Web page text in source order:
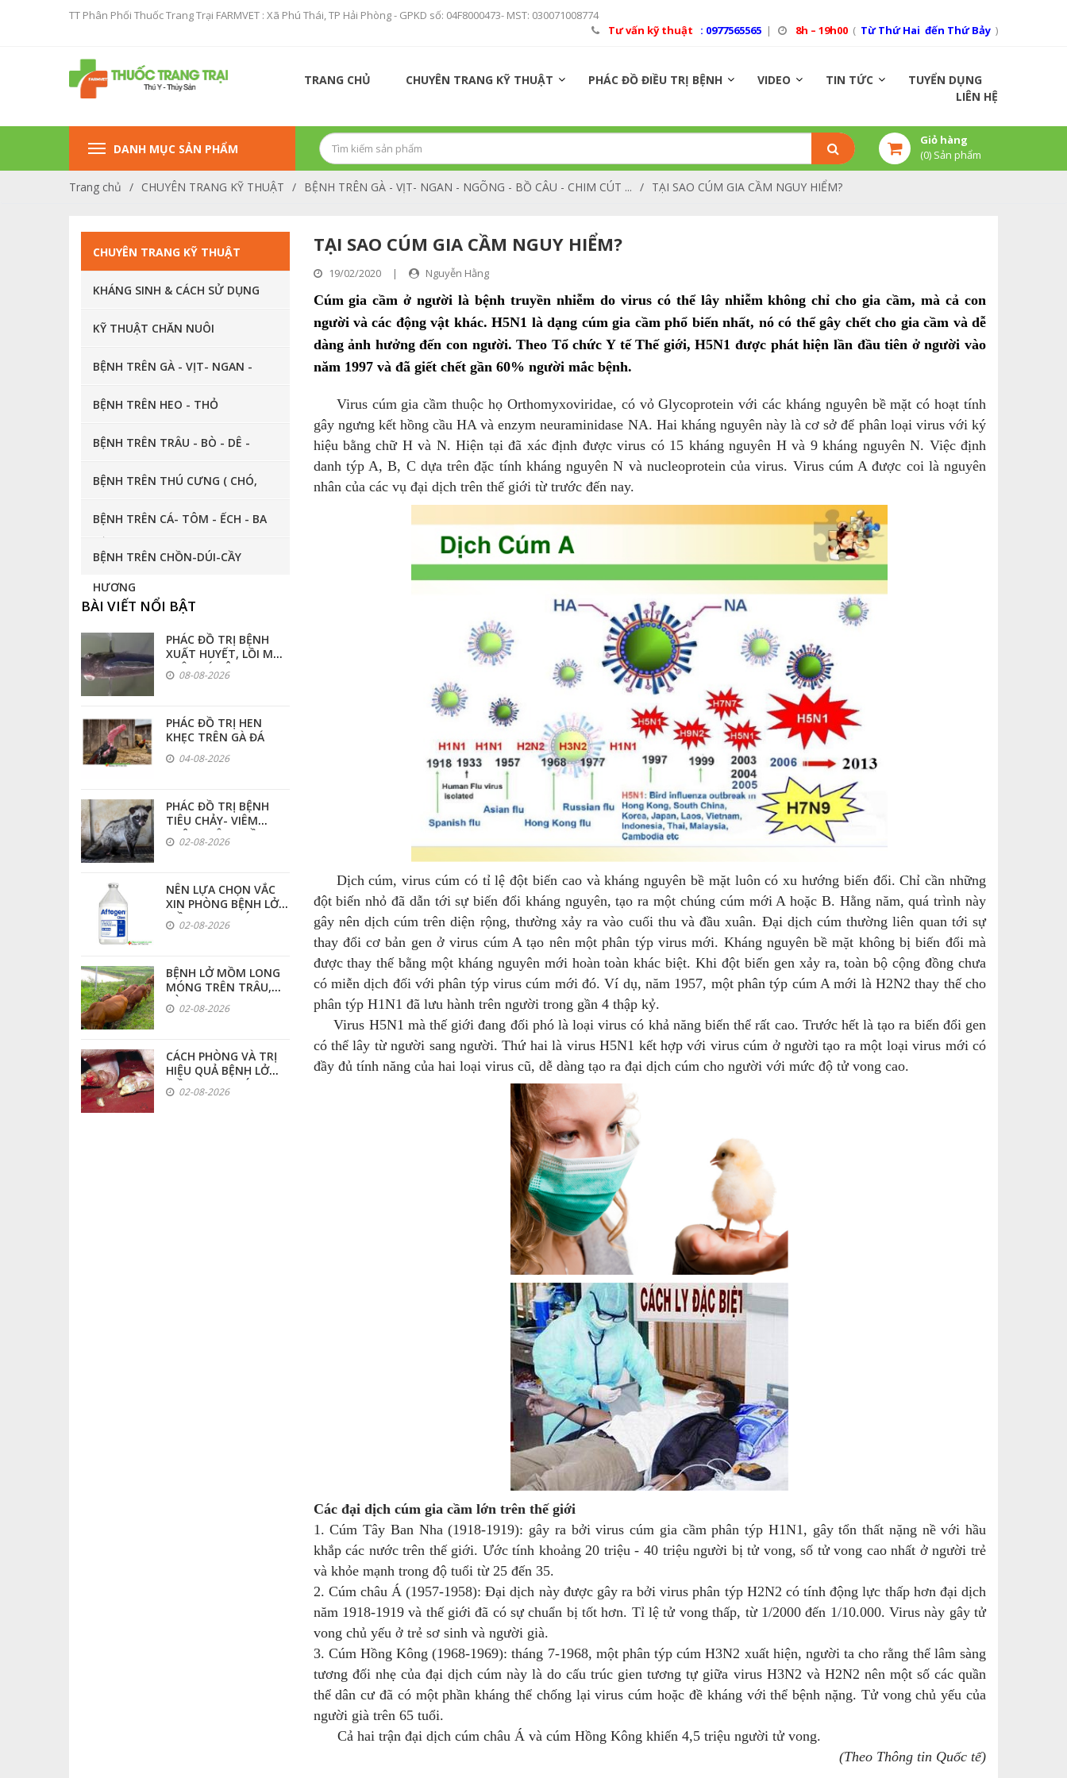
TT Phân Phối Thuốc Trang Trại FARMVET : Xã Phú Thái, TP Hải Phòng - GPKD số: 04F8000473- MST: 030071008774
Tư vấn kỹ thuật
: 0977565565 | 8h – 19h00 ( Từ Thứ Hai đến Thứ Bảy )
TRANG CHỦ CHUYÊN TRANG KỸ THUẬT PHÁC ĐỒ ĐIỀU TRỊ BỆNH VIDEO TIN TỨC
TUYỂN DỤNG
LIÊN HỆ
DANH MỤC SẢN PHẨM
Giỏ hàng
(0) Sản phẩm
SẢN PHẨM KHUYẾN MẠI
TĂCN CON CÒ ( PROCONCO )
KHÁNG SINH ĐẶC TRỊ BỆNH
THUỐC GIẢI ĐỘC GAN THẬN
THUỐC CHO GÀ ĐÁ - CHIM CẢNH
THUỐC TRỊ BỆNH CHÓ MÈO CẦY, CHỒN HƯƠNG, THỎ, DÚI ...
THUỐC THỦY SẢN
DỤNG CỤ THÚ Y - CHĂN NUÔI
Trang chủ / CHUYÊN TRANG KỸ THUẬT / BỆNH TRÊN GÀ - VỊT- NGAN - NGÕNG - BỒ CÂU - CHIM CÚT ... / TẠI SAO CÚM GIA CẦM NGUY HIỂM?
TẠI SAO CÚM GIA CẦM NGUY HIỂM?
19/02/2020 | Nguyễn Hằng
Cúm gia cầm ở người là bệnh truyền nhiễm do virus có thể lây nhiễm không chỉ cho gia cầm, mà cả con
người và các động vật khác. H5N1 là dạng cúm gia cầm phổ biến nhất, nó có thể gây chết cho gia cầm và dễ
dàng ảnh hưởng đến con người. Theo Tổ chức Y tế Thế giới, H5N1 được phát hiện lần đầu tiên ở người vào
năm 1997 và đã giết chết gần 60% người mắc bệnh.
Virus cúm gia cầm thuộc họ Orthomyxoviridae, có vỏ Glycoprotein với các kháng nguyên bề mặt có hoạt tính
gây ngưng kết hồng cầu HA và enzym neuraminidase NA. Hai kháng nguyên này là cơ sở để phân loại virus với ký
hiệu bằng chữ H và N. Hiện tại đã xác định được virus có 15 kháng nguyên H và 9 kháng nguyên N. Việc định
danh týp A, B, C dựa trên đặc tính kháng nguyên N và nucleoprotein của virus. Virus cúm A được coi là nguyên
nhân của các vụ đại dịch trên thế giới từ trước đến nay.
Dịch cúm, virus cúm có tỉ lệ đột biến cao và kháng nguyên bề mặt luôn có xu hướng biến đổi. Chỉ cần những
đột biến nhỏ đã dẫn tới sự biến đổi kháng nguyên, tạo ra một chúng cúm mới A hoặc B. Hằng năm, quá trình này
gây nên dịch cúm trên diện rộng, thường xảy ra vào cuối thu và đầu xuân. Đại dịch cúm thường liên quan tới sự
thay đổi cơ bản gen ở virus cúm A tạo nên một phân týp virus mới. Kháng nguyên bề mặt không bị biến đổi mà
được thay thế bằng một kháng nguyên mới hoàn toàn khác biệt. Khi đột biến gen xảy ra, toàn bộ cộng đồng chưa
có miễn dịch đối với phân týp virus cúm mới đó. Ví dụ, năm 1957, một phân týp cúm A mới là H2N2 thay thế cho
phân týp H1N1 đã lưu hành trên người trong gần 4 thập kỷ.
Virus H5N1 mà thế giới đang đối phó là loại virus có khả năng biến thể rất cao. Trước hết là tạo ra biến đổi gen
có thể lây từ người sang người. Thứ hai là virus H5N1 kết hợp với virus cúm ở người tạo ra một loại virus mới có
đầy đủ tính năng của hai loại virus cũ, dễ dàng tạo ra đại dịch cúm cho người với mức độ tử vong cao.
Các đại dịch cúm gia cầm lớn trên thế giới
1. Cúm Tây Ban Nha (1918-1919): gây ra bởi virus cúm gia cầm phân týp H1N1, gây tổn thất nặng nề với hầu
khắp các nước trên thế giới. Ước tính khoảng 20 triệu - 40 triệu người bị tử vong, số tử vong cao nhất ở người trẻ
và khỏe mạnh trong độ tuổi từ 25 đến 35.
2. Cúm châu Á (1957-1958): Đại dịch này được gây ra bởi virus phân týp H2N2 có tính động lực thấp hơn đại dịch
năm 1918-1919 và thế giới đã có sự chuẩn bị tốt hơn. Tỉ lệ tử vong thấp, từ 1/2000 đến 1/10.000. Virus này gây tử
vong chủ yếu ở trẻ sơ sinh và người già.
3. Cúm Hồng Kông (1968-1969): tháng 7-1968, một phân týp cúm H3N2 xuất hiện, người ta cho rằng thể lâm sàng
tương đối nhẹ của đại dịch cúm này là do cấu trúc gien tương tự giữa virus H3N2 và H2N2 nên một số các quần
thể dân cư đã có một phần kháng thể chống lại virus cúm hoặc đề kháng với thể bệnh nặng. Tử vong chủ yếu của
người già trên 65 tuổi.
Cả hai trận đại dịch cúm châu Á và cúm Hồng Kông khiến 4,5 triệu người tử vong.
(Theo Thông tin Quốc tế)
CHUYÊN TRANG KỸ THUẬT
KHÁNG SINH & CÁCH SỬ DỤNG
KỸ THUẬT CHĂN NUÔI
BỆNH TRÊN GÀ - VỊT- NGAN -
NGÕNG - BỒ CÂU - CHIM CÚT ...
BỆNH TRÊN HEO - THỎ
BỆNH TRÊN TRÂU - BÒ - DÊ -
CỪU - NGỰA
BỆNH TRÊN THÚ CƯNG ( CHÓ,
MÈO, GÀ ĐÁ , CHIM CẢNH, CÁ
CẢNH ... )
BỆNH TRÊN CÁ- TÔM - ẾCH - BA
BA ...
BỆNH TRÊN CHỒN-DÚI-CẦY
HƯƠNG
BÀI VIẾT NỔI BẬT
PHÁC ĐỒ TRỊ BỆNH
XUẤT HUYẾT, LỒI MẮT
TRÊN CÁ RÔ PHI
08-08-2026
PHÁC ĐỒ TRỊ HEN
KHẸC TRÊN GÀ ĐÁ
04-08-2026
PHÁC ĐỒ TRỊ BỆNH
TIÊU CHẢY- VIÊM
RUỘT TRÊN CHỒN
HƯƠNG
02-08-2026
NÊN LỰA CHỌN VẮC
XIN PHÒNG BỆNH LỞ
MỒM LONG MÓNG
LOẠI NÀO ĐỂ CÓ HIỆU
02-08-2026
BỆNH LỞ MỒM LONG
MÓNG TRÊN TRÂU,
BÒ02-08-2026
CÁCH PHÒNG VÀ TRỊ
HIỆU QUẢ BỆNH LỞ
MỒM LONG MÓNG
TRÊN HEO
02-08-2026